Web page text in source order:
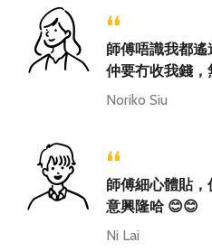
“
師傅唔識我都遙
仲要冇收我錢，
Noriko Siu
“
師傅細心體貼
意興隆哈 😊😊
Ni Lai